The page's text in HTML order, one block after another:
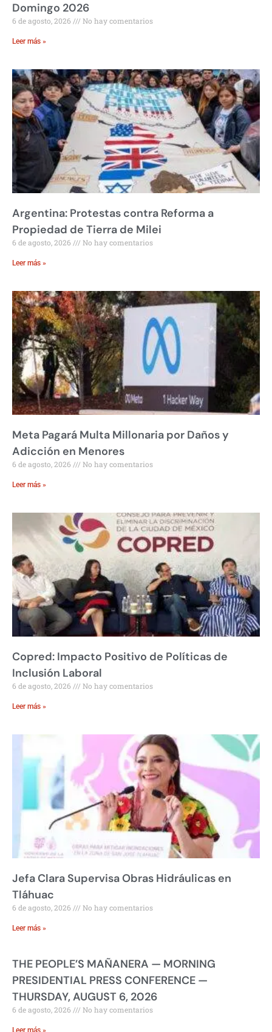
Domingo 2026
6 de agosto, 2026 No hay comentarios
Leer más »
Argentina: Protestas contra Reforma a
Propiedad de Tierra de Milei
6 de agosto, 2026 No hay comentarios
Leer más »
Meta Pagará Multa Millonaria por Daños y
Adicción en Menores
6 de agosto, 2026 No hay comentarios
Leer más »
Copred: Impacto Positivo de Políticas de
Inclusión Laboral
6 de agosto, 2026 No hay comentarios
Leer más »
Jefa Clara Supervisa Obras Hidráulicas en
Tláhuac
6 de agosto, 2026 No hay comentarios
Leer más »
THE PEOPLE’S MAÑANERA — MORNING
PRESIDENTIAL PRESS CONFERENCE —
THURSDAY, AUGUST 6, 2026
6 de agosto, 2026 No hay comentarios